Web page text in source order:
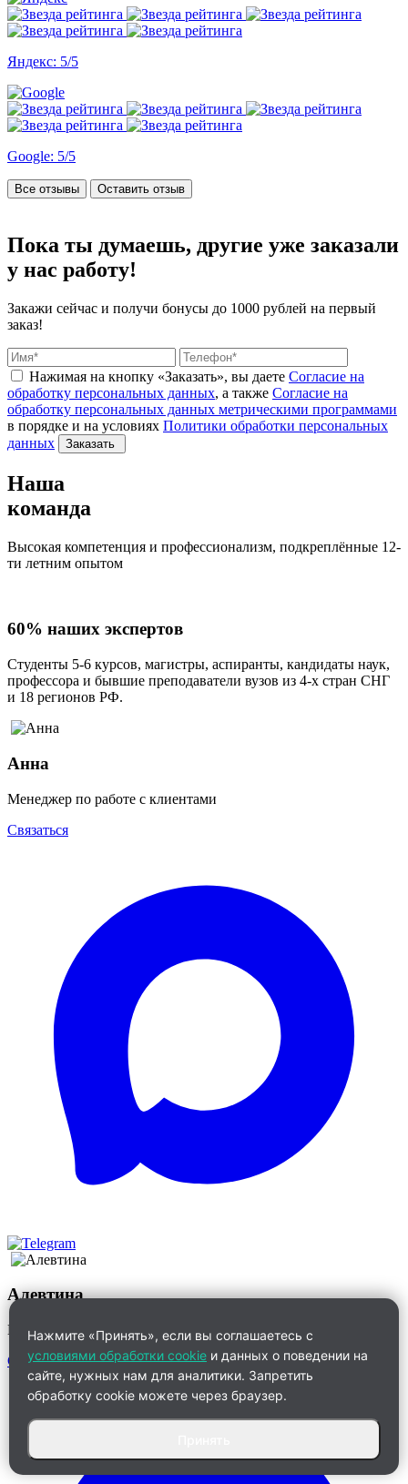
Яндекс: 5/5
Google: 5/5
Все отзывы Оставить отзыв
Пока ты думаешь, другие уже заказали
у нас работу!
Закажи сейчас и получи бонусы до 1000 рублей на первый
заказ!
Нажимая на кнопку «Заказать», вы даете Согласие на
обработку персональных данных, а также Согласие на
обработку персональных данных метрическими программами
в порядке и на условиях Политики обработки персональных
данных
Заказать
Наша
команда
Высокая компетенция и профессионализм, подкреплённые 12-
ти летним опытом
60% наших экспертов
Студенты 5-6 курсов, магистры, аспиранты, кандидаты наук,
профессора и бывшие преподаватели вузов из 4-х стран СНГ
и 18 регионов РФ.
Анна
Менеджер по работе с клиентами
Связаться
Алевтина
Менеджер по работе с клиентами
Связаться
Нажмите «Принять», если вы соглашаетесь с
условиями обработки cookie и данных о поведении на
сайте, нужных нам для аналитики. Запретить
обработку cookie можете через браузер.